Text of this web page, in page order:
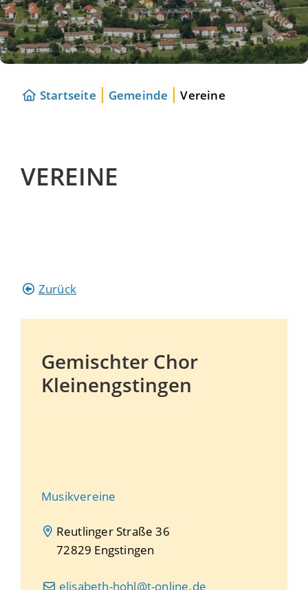
Startseite Gemeinde Vereine
VEREINE
Zurück
Gemischter Chor
Kleinengstingen
Reutlinger Straße 36
72829 Engstingen
elisabeth-hohl@t-online.de
Musikvereine